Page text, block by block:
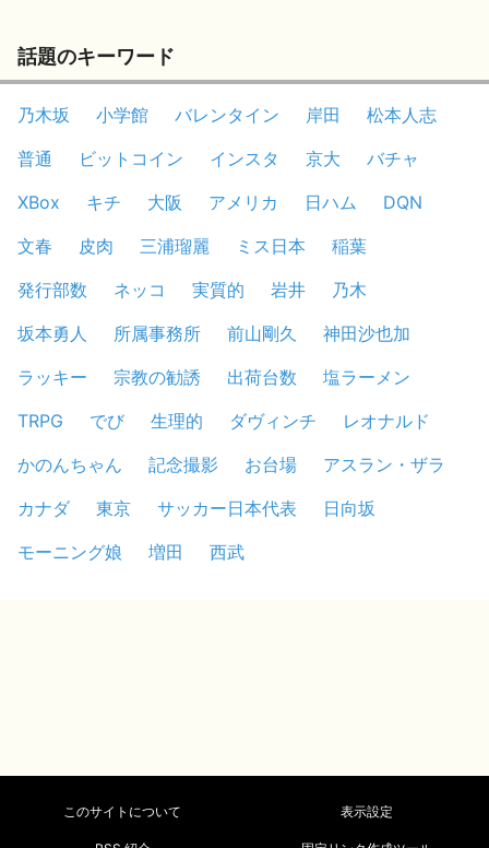
話題のキーワード
乃木坂 小学館 バレンタイン 岸田
松本人志
普通
ビットコイン インスタ 京大
バチャ
XBox
キチ 大阪 アメリカ 日ハム
DQN
文春
皮肉 三浦瑠麗 ミス日本
稲葉
発行部数
ネッコ 実質的 岩井
乃木
坂本勇人
所属事務所 前山剛久
神田沙也加
ラッキー
宗教の勧誘 出荷台数
塩ラーメン
TRPG
でび 生理的 ダヴィンチ
レオナルド
かのんちゃん
記念撮影 お台場
アスラン・ザラ
カナダ
東京 サッカー日本代表
日向坂
モーニング娘
増田 西武
このサイトについて 表示設定